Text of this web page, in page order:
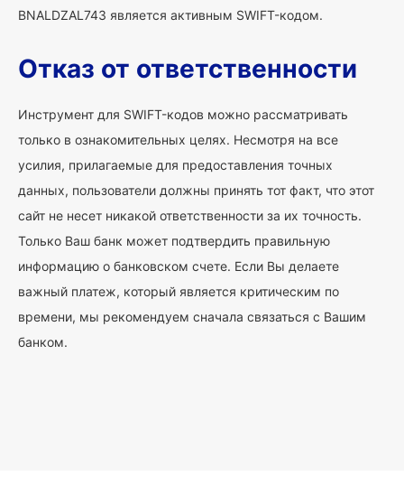
BNALDZAL743 является активным SWIFT-кодом.
Отказ от ответственности
Инструмент для SWIFT-кодов можно рассматривать
только в ознакомительных целях. Несмотря на все
усилия, прилагаемые для предоставления точных
данных, пользователи должны принять тот факт, что этот
сайт не несет никакой ответственности за их точность.
Только Ваш банк может подтвердить правильную
информацию о банковском счете. Если Вы делаете
важный платеж, который является критическим по
времени, мы рекомендуем сначала связаться с Вашим
банком.